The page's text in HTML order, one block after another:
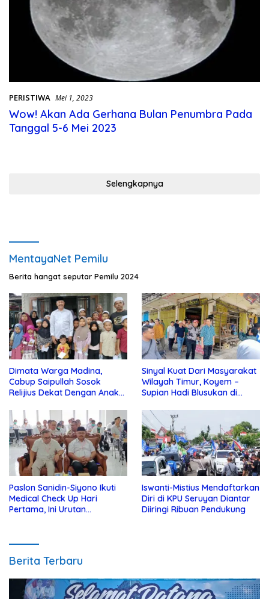
PERISTIWA Mei 1, 2023
Wow! Akan Ada Gerhana Bulan Penumbra Pada
Tanggal 5-6 Mei 2023
Selengkapnya
MentayaNet Pemilu
Berita hangat seputar Pemilu 2024
Dimata Warga Madina,
Cabup Saipullah Sosok
Relijius Dekat Dengan Anak
Sinyal Kuat Dari Masyarakat
Wilayah Timur, Koyem –
Supian Hadi Blusukan di
Paslon Sanidin-Siyono Ikuti
Medical Check Up Hari
Pertama, Ini Urutan
Iswanti-Mistius Mendaftarkan
Diri di KPU Seruyan Diantar
Diiringi Ribuan Pendukung
Berita Terbaru